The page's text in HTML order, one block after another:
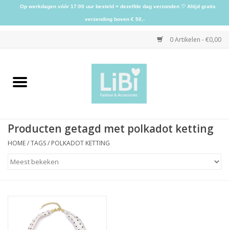
0 Artikelen - €0,00
Home
Schoenen
Accessoires
Producten getagd met polkadot ketting
HOME/TAGS/ POLKADOT KETTING
Op werkdagen vóór 17:00 uur besteld = dezelfde dag verzonden ♡ Altijd gratis
verzending boven € 50,-